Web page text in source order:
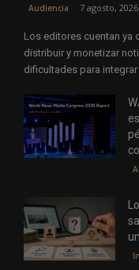
Audiencia 7 agosto, 2026
Los editores cuentan ya
distribuir y monetizar
dificultades para integrar